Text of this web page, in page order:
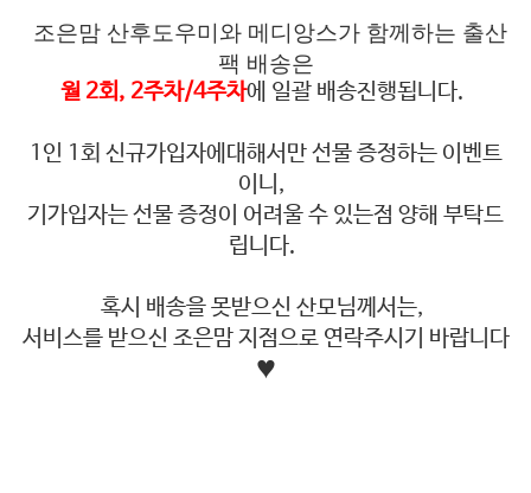
조은맘 산후도우미와 메디앙스가 함께하는 출산
팩 배송은
월 2회, 2주차/4주차에 일괄 배송진행됩니다.
1인 1회 신규가입자에대해서만 선물 증정하는 이벤트
이니,
기가입자는 선물 증정이 어려울 수 있는점 양해 부탁드
립니다.
혹시 배송을 못받으신 산모님께서는,
서비스를 받으신 조은맘 지점으로 연락주시기 바랍니다
♥